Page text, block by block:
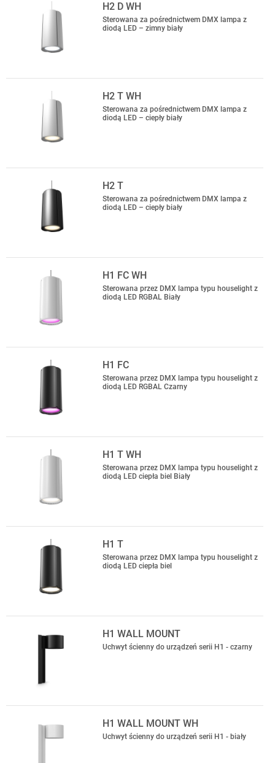
H2 D WH
Sterowana za pośrednictwem DMX lampa z
diodą LED – zimny biały
H2 T WH
Sterowana za pośrednictwem DMX lampa z
diodą LED – ciepły biały
H2 T
Sterowana za pośrednictwem DMX lampa z
diodą LED – ciepły biały
H1 FC WH
Sterowana przez DMX lampa typu houselight z
diodą LED RGBAL Biały
H1 FC
Sterowana przez DMX lampa typu houselight z
diodą LED RGBAL Czarny
H1 T WH
Sterowana przez DMX lampa typu houselight z
diodą LED ciepła biel Biały
H1 T
Sterowana przez DMX lampa typu houselight z
diodą LED ciepła biel
H1 WALL MOUNT
Uchwyt ścienny do urządzeń serii H1 - czarny
H1 WALL MOUNT WH
Uchwyt ścienny do urządzeń serii H1 - biały